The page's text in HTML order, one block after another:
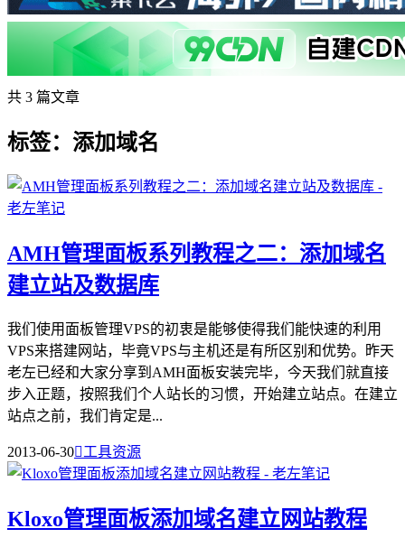
共 3 篇文章
标签：添加域名
AMH管理面板系列教程之二：添加域名
建立站及数据库
我们使用面板管理VPS的初衷是能够使得我们能快速的利用
VPS来搭建网站，毕竟VPS与主机还是有所区别和优势。昨天
老左已经和大家分享到AMH面板安装完毕，今天我们就直接
步入正题，按照我们个人站长的习惯，开始建立站点。在建立
站点之前，我们肯定是...
2013-06-30工具资源
Kloxo管理面板添加域名建立网站教程